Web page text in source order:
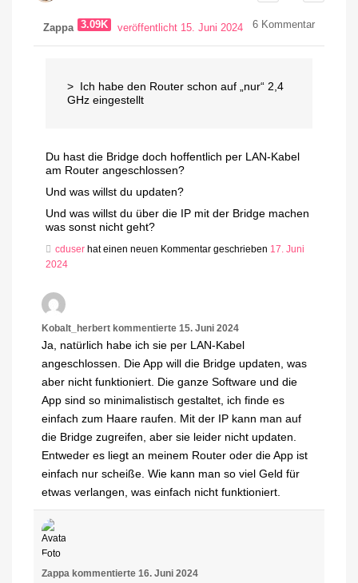
Zappa 3.09K veröffentlicht 15. Juni 2024 6 Kommentar
> Ich habe den Router schon auf „nur“ 2,4
GHz eingestellt
Du hast die Bridge doch hoffentlich per LAN-Kabel
am Router angeschlossen?
Und was willst du updaten?
Und was willst du über die IP mit der Bridge machen
was sonst nicht geht?
cduser hat einen neuen Kommentar geschrieben 17. Juni
2024
Kobalt_herbert kommentierte 15. Juni 2024
Ja, natürlich habe ich sie per LAN-Kabel
angeschlossen. Die App will die Bridge updaten, was
aber nicht funktioniert. Die ganze Software und die
App sind so minimalistisch gestaltet, ich finde es
einfach zum Haare raufen. Mit der IP kann man auf
die Bridge zugreifen, aber sie leider nicht updaten.
Entweder es liegt an meinem Router oder die App ist
einfach nur scheiße. Wie kann man so viel Geld für
etwas verlangen, was einfach nicht funktioniert.
Zappa kommentierte 16. Juni 2024